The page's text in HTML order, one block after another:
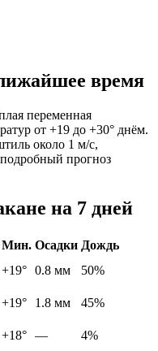
время
переменная
от +19 до +30° днём.
около 1 м/с,
прогноз
на 7 дней
Мин. Осадки Дождь
+19° 0.8 мм
50%
+19° 1.8 мм
45%
+18° —
4%